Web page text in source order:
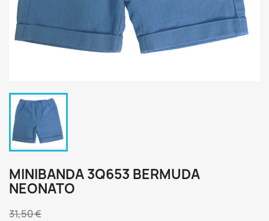
MINIBANDA 3Q653 BERMUDA
NEONATO
31,50 €